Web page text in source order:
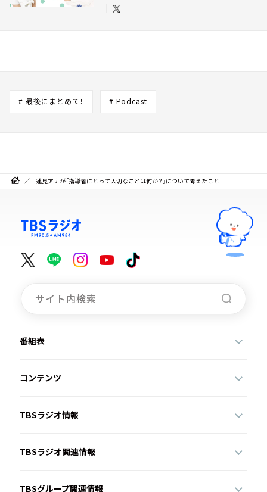
# 最後にまとめて！ # Podcast
蓮見アナが「指導者にとって大切なことは何か？」について考えたこと
番組表
コンテンツ
TBSラジオ情報
TBSラジオ関連情報
TBSグループ関連情報